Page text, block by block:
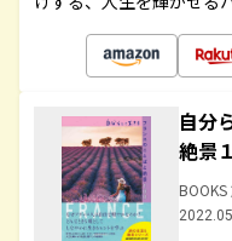
自分
絶景